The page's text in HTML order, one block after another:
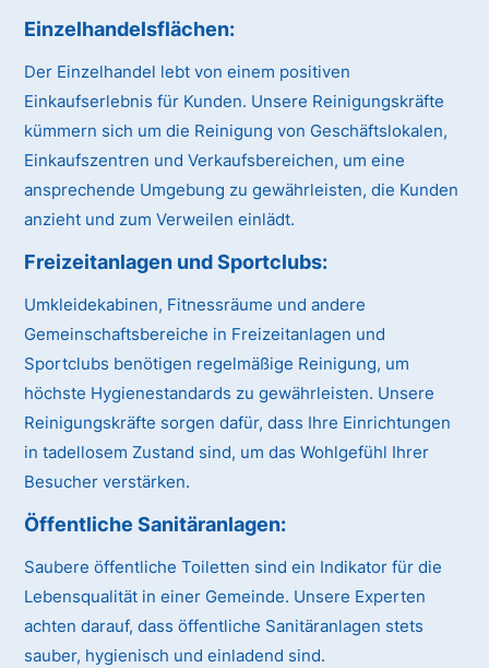
Einzelhandelsflächen:
Der Einzelhandel lebt von einem positiven
Einkaufserlebnis für Kunden. Unsere Reinigungskräfte
kümmern sich um die Reinigung von Geschäftslokalen,
Einkaufszentren und Verkaufsbereichen, um eine
ansprechende Umgebung zu gewährleisten, die Kunden
anzieht und zum Verweilen einlädt.
Freizeitanlagen und Sportclubs:
Umkleidekabinen, Fitnessräume und andere
Gemeinschaftsbereiche in Freizeitanlagen und
Sportclubs benötigen regelmäßige Reinigung, um
höchste Hygienestandards zu gewährleisten. Unsere
Reinigungskräfte sorgen dafür, dass Ihre Einrichtungen
in tadellosem Zustand sind, um das Wohlgefühl Ihrer
Besucher verstärken.
Öffentliche Sanitäranlagen:
Saubere öffentliche Toiletten sind ein Indikator für die
Lebensqualität in einer Gemeinde. Unsere Experten
achten darauf, dass öffentliche Sanitäranlagen stets
sauber, hygienisch und einladend sind.